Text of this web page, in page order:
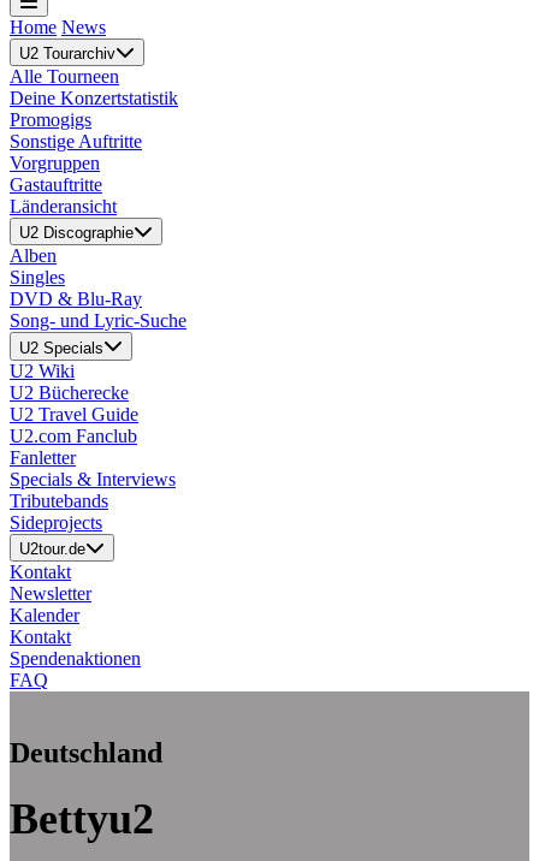
Home News
U2 Tourarchiv
Alle Tourneen
Deine Konzertstatistik
Promogigs
Sonstige Auftritte
Vorgruppen
Gastauftritte
Länderansicht
U2 Discographie
Alben
Singles
DVD & Blu-Ray
Song- und Lyric-Suche
U2 Specials
U2 Wiki
U2 Bücherecke
U2 Travel Guide
U2.com Fanclub
Fanletter
Specials & Interviews
Tributebands
Sideprojects
U2tour.de
Kontakt
Newsletter
Kalender
Kontakt
Spendenaktionen
FAQ
Deutschland
Bettyu2